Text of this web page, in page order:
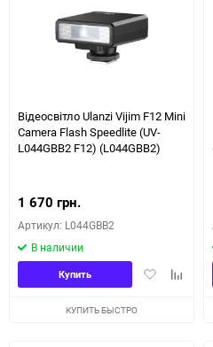
Відеосвітло Ulanzi Vijim F12 Mini
Camera Flash Speedlite (UV-
L044GBB2 F12) (L044GBB2)
1 670 грн.
Артикул: L044GBB2
В наличии
Добавить
Купить
КУПИТЬ БЫСТРО